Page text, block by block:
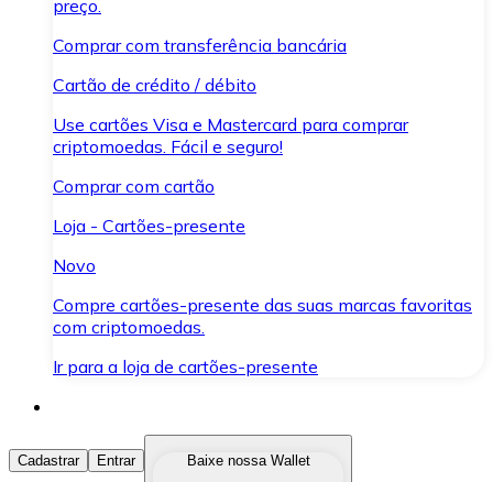
preço.
Comprar com transferência bancária
Cartão de crédito / débito
Use cartões Visa e Mastercard para comprar
criptomoedas. Fácil e seguro!
Comprar com cartão
Loja - Cartões-presente
Novo
Compre cartões-presente das suas marcas favoritas
com criptomoedas.
Ir para a loja de cartões-presente
Comprar Criptomoedas
Cadastrar Entrar
Baixe nossa Wallet